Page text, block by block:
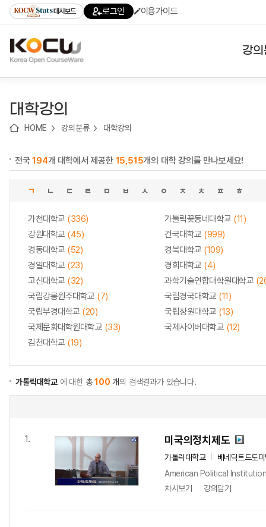
기
기
기
content)
가
대시보드 로그인 이용가이드
강
대학강의
HOME 강의분류 대학강의
전국194개 대학에서 제공한 15,515개의 대학 강의를 만나보세요!
ㄱ ㄴ ㄷ ㄹ ㅁ ㅂ ㅅ ㅇ ㅈ ㅊ ㅍ ㅎ
가천대학교 (336) 가톨릭꽃동네대학교 (11)
강원대학교 (45) 건국대학교 (999)
경동대학교 (52) 경북대학교 (109)
경일대학교 (23) 경희대학교 (4)
고신대학교 (32) 과학기술연합대학원대학교
국립강릉원주대학교 (7) 국립경국대학교 (11)
국립부경대학교 (20) 국립창원대학교 (13)
국제문화대학원대학교 (33) 국제사이버대학교 (12)
김천대학교 (19)
가톨릭대학교에 대한총100 개의 검색결과가 있습니다.
1. 미국의정치제도
가톨릭대학교
베네딕트드도
American Political
차시보기
강의담기